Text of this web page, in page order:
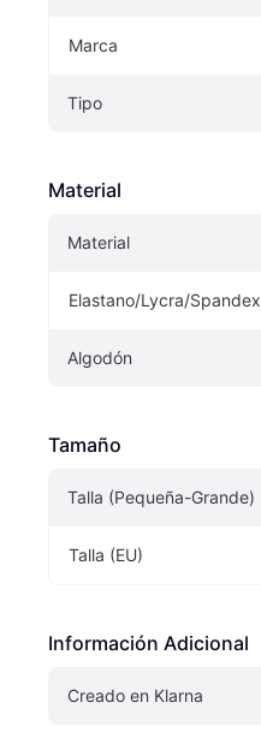
Marca
Tipo
Material
Material
Elastano/Lycra/Spandex
Algodón
Tamaño
Talla (Pequeña-Grande)
Talla (EU)
Información Adicional
Creado en Klarna